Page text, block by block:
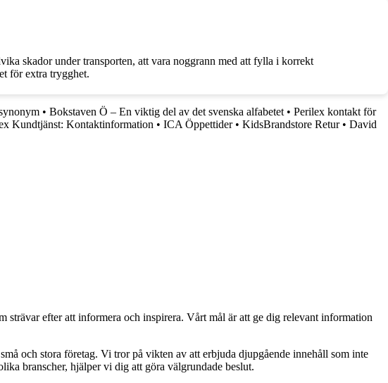
skador under transporten, att vara noggrann med att fylla i korrekt
för extra trygghet.
• Bokstaven Ö – En viktig del av det svenska alfabetet • Perilex kontakt för
Kundtjänst: Kontaktinformation • ICA Öppettider• KidsBrandstore Retur• David
efter att informera och inspirera. Vårt mål är att ge dig relevant information
och stora företag. Vi tror på vikten av att erbjuda djupgående innehåll som inte
branscher, hjälper vi dig att göra välgrundade beslut.